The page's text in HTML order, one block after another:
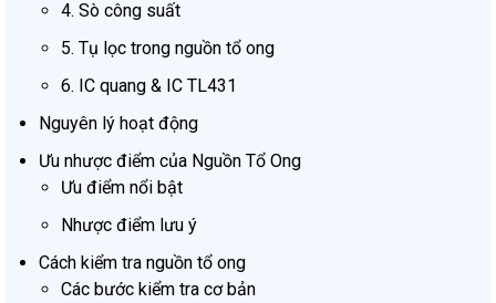
4. Sò công suất
5. Tụ lọc trong nguồn tổ ong
6. IC quang & IC TL431
Nguyên lý hoạt động
Ưu nhược điểm của Nguồn Tổ Ong
Ưu điểm nổi bật
Nhược điểm lưu ý
Cách kiểm tra nguồn tổ ong
Các bước kiểm tra cơ bản